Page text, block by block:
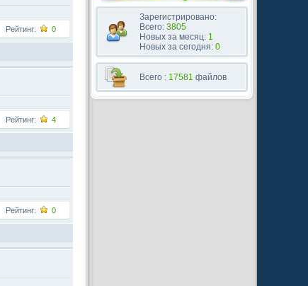
Рейтинг: 0
Рейтинг: 4
Рейтинг: 0
Зарегистрировано:
Всего: 3805
Новых за месяц: 1
Новых за сегодня: 0
Всего : 17581 файлов